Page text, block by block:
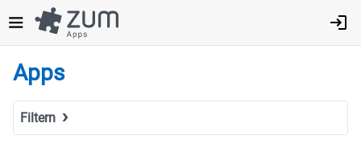
zum
Inhalt
Apps
Filtern